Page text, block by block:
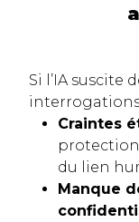
Si l’IA suscite
Craintes
protection
du lien
Manque